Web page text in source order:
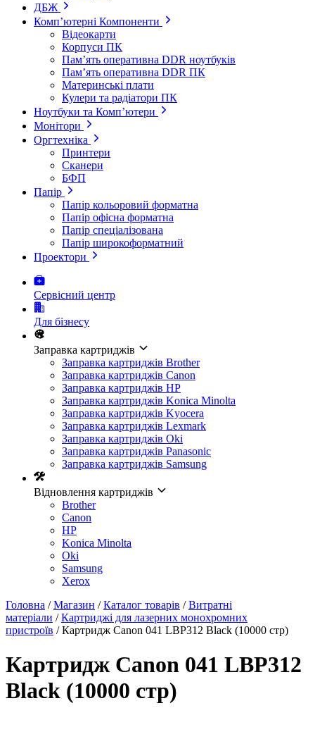
ДБЖ
Комп’ютерні Компоненти
Відеокарти
Корпуси ПК
Пам’ять оперативна DDR ноутбуків
Пам’ять оперативна DDR ПК
Материнські плати
Кулери та радіатори ПК
Ноутбуки та Комп’ютери
Монітори
Оргтехніка
Принтери
Сканери
БФП
Папір
Папір кольоровий форматна
Папір офісна форматна
Папір спеціалізована
Папір широкоформатний
Проектори
Сервісний центр
Для бізнесу
Заправка картриджів
Заправка картриджів Brother
Заправка картриджів Canon
Заправка картриджів HP
Заправка картриджів Konica Minolta
Заправка картриджів Kyocera
Заправка картриджів Lexmark
Заправка картриджів Oki
Заправка картриджів Panasonic
Заправка картриджів Samsung
Відновлення картриджів
Brother
Canon
HP
Konica Minolta
Oki
Samsung
Xerox
Головна /Магазин /Каталог товарів /Витратні
матеріали /Картриджі для лазерних монохромних
пристроїв / Картридж Canon 041 LBP312 Black (10000 стр)
Картридж Canon 041 LBP312
Black (10000 стр)